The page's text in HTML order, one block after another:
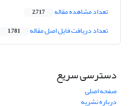
تعداد مشاهده مقاله 2,717
تعداد دریافت فایل اصل مقاله 1,781
دسترسی سریع
صفحه اصلی
درباره نشریه